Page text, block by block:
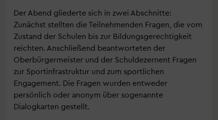
Der Abend gliederte sich in zwei Abschnitte:
Zunächst stellten die Teilnehmenden Fragen, die vom
Zustand der Schulen bis zur Bildungsgerechtigkeit
reichten. Anschließend beantworteten der
Oberbürgermeister und der Schuldezernent Fragen
zur Sportinfrastruktur und zum sportlichen
Engagement. Die Fragen wurden entweder
persönlich oder anonym über sogenannte
Dialogkarten gestellt.